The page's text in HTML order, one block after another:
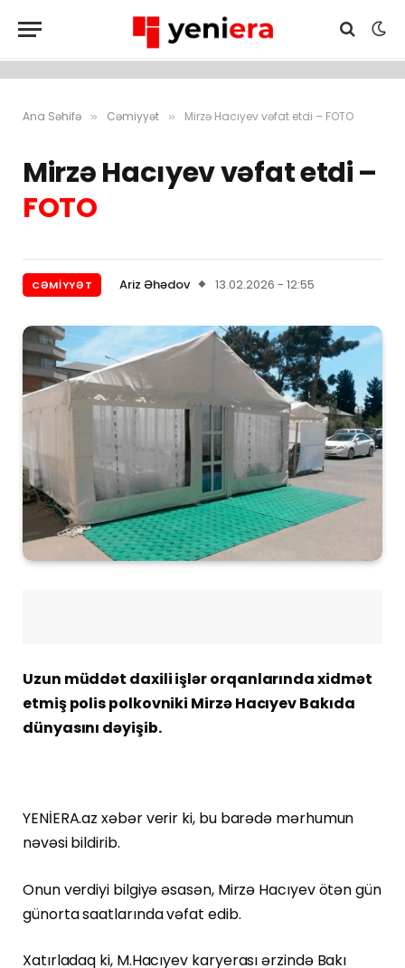
Ana Səhifə » Cəmiyyət » Mirzə Hacıyev vəfat etdi – FOTO
Mirzə Hacıyev vəfat etdi –
FOTO
CƏMIYYƏT Ariz Əhədov 13.02.2026 - 12:55
Uzun müddət daxili işlər orqanlarında xidmət
etmiş polis polkovniki Mirzə Hacıyev Bakıda
dünyasını dəyişib.
YENİERA.az xəbər verir ki, bu barədə mərhumun
nəvəsi bildirib.
Onun verdiyi bilgiyə əsasən, Mirzə Hacıyev ötən gün
günorta saatlarında vəfat edib.
Xatırladaq ki, M.Hacıyev karyerası ərzində Bakı